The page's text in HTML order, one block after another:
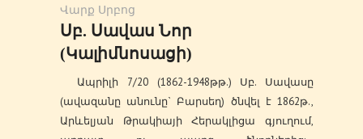
Վարք Սրբոց
Սբ. Սավաս Նոր
(Կալիմնոսացի)
Ապրիլի 7/20 (1862-1948թթ.) Սբ. Սավասը
(ավազանը անունը` Բարսեղ) ծնվել է 1862թ.,
Արևելյան Թրակիայի Հերակլիցա գյուղում,